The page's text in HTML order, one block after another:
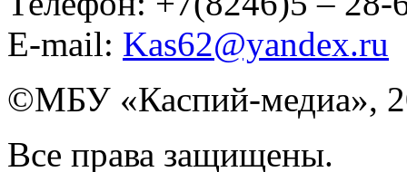
E-mail: Kas62@yandex.ru
©️МБУ «Каспий-медиа»,
Все права защищены.